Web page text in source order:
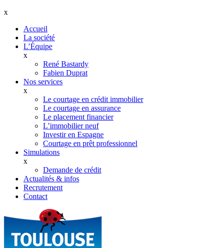
x
Accueil
La société
L’Équipe
x
René Bastardy
Fabien Duprat
Nos services
x
Le courtage en crédit immobilier
Le courtage en assurance
Le placement financier
L’immobilier neuf
Investir en Espagne
Courtage en prêt professionnel
Simulations
x
Demande de crédit
Actualités & infos
Recrutement
Contact